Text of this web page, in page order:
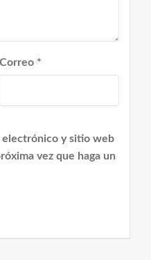
Correo *
electrónico y sitio web
vez que haga un